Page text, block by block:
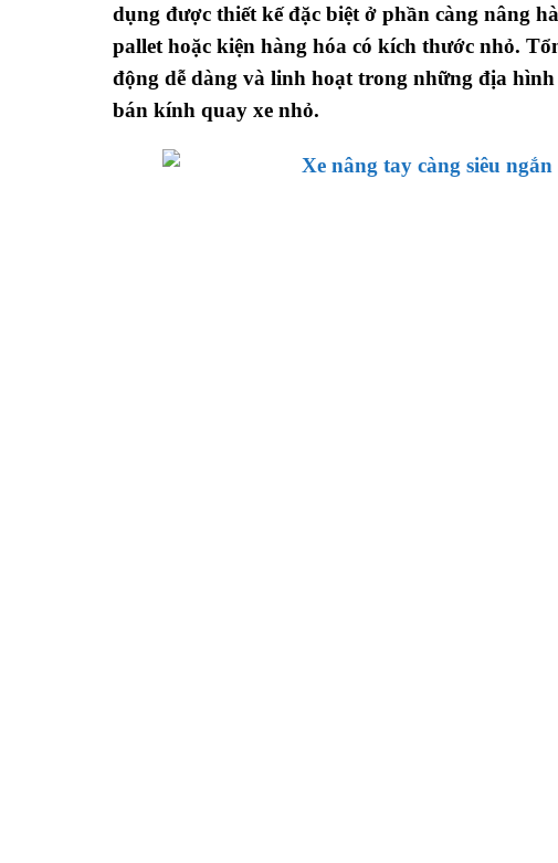
dụng được thiết kế đặc biệt ở phần càng nâng
pallet hoặc kiện hàng hóa có kích thước nhỏ.
động dễ dàng và linh hoạt trong những địa
bán kính quay xe nhỏ.